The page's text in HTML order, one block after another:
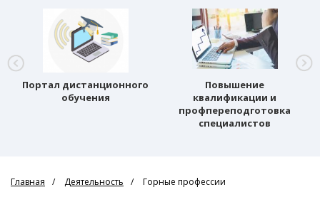
Портал дистанционного
обучения
Повышение
квалификации и
профпереподготовка
специалистов
Главная Деятельность Горные профессии